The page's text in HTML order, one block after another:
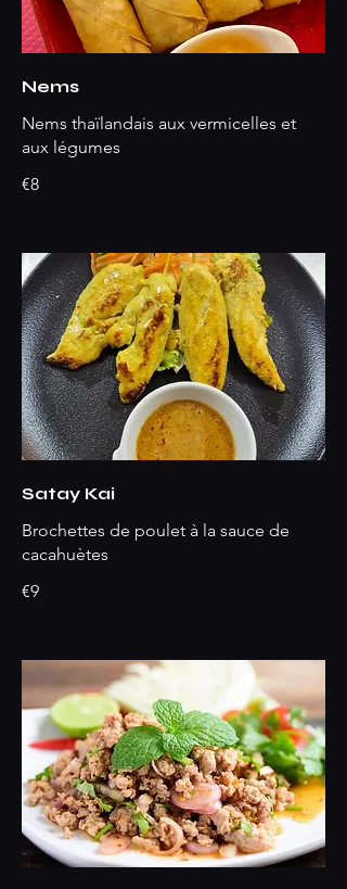
Nems
Nems thaïlandais aux vermicelles et
aux légumes
€8
Satay Kai
Brochettes de poulet à la sauce de
cacahuètes
€9